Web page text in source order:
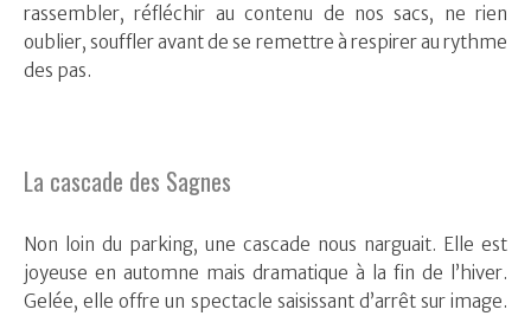
rassembler, réfléchir au contenu de nos sacs, ne rien
oublier, souffler avant de se remettre à respirer au rythme
des pas.
La cascade des Sagnes
Non loin du parking, une cascade nous narguait. Elle est
joyeuse en automne mais dramatique à la fin de l’hiver.
Gelée, elle offre un spectacle saisissant d’arrêt sur image.